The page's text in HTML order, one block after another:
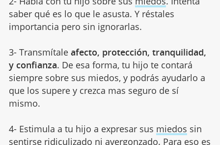
saber qué es lo que le asusta. Y réstales
importancia pero sin ignorarlas.
3- Transmítale afecto, protección, tranquilidad,
y confianza. De esa forma, tu hijo te contará
siempre sobre sus miedos, y podrás ayudarlo a
que los supere y crezca mas seguro de sí
mismo.
4- Estimula a tu hijo a expresar sus miedos sin
sentirse ridiculizado ni avergonzado. Para eso es